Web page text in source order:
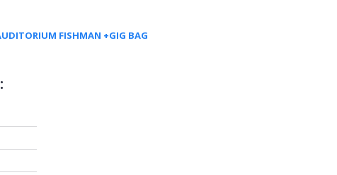
FISHMAN +GIG BAG